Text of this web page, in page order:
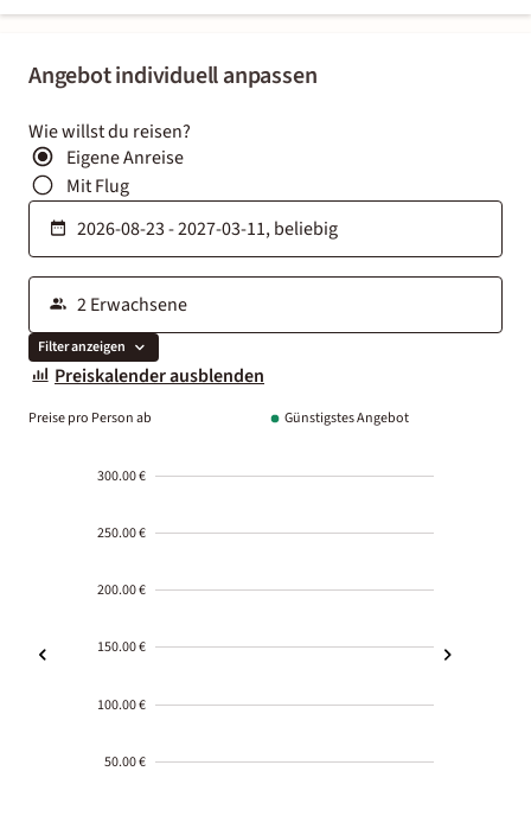
Angebot individuell anpassen
Wie willst du reisen?
Eigene Anreise
Mit Flug
Filter anzeigen
Preiskalender ausblenden
Preise pro Person ab Günstigstes Angebot
300.00 €
250.00 €
200.00 €
150.00 €
100.00 €
50.00 €